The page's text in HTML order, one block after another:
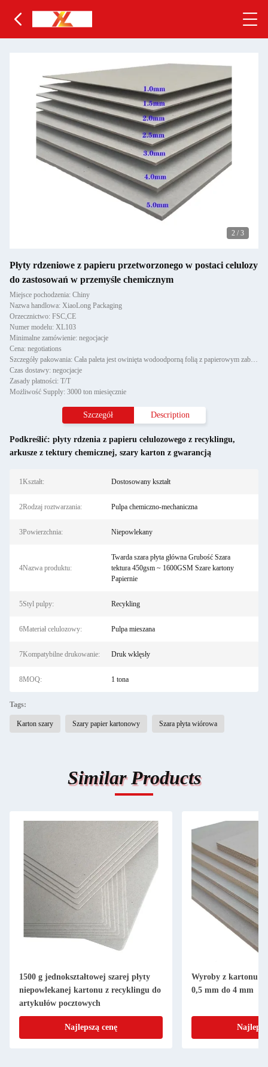
2 / 3
Płyty rdzeniowe z papieru przetworzonego w postaci celulozy
do zastosowań w przemyśle chemicznym
Miejsce pochodzenia: Chiny
Nazwa handlowa: XiaoLong Packaging
Orzecznictwo: FSC,CE
Numer modelu: XL103
Minimalne zamówienie: negocjacje
Cena: negotiations
Szczegóły pakowania: Cała paleta jest owinięta wodoodporną folią z papierowym zabezpieczeniem narożników i przymocowana d
Czas dostawy: negocjacje
Zasady płatności: T/T
Możliwość Supply: 3000 ton miesięcznie
Szczegół Description
Podkreślić: płyty rdzenia z papieru celulozowego z recyklingu,
arkusze z tektury chemicznej, szary karton z gwarancją
1Kształt: Dostosowany kształt
2Rodzaj roztwarzania: Pulpa chemiczno-mechaniczna
3Powierzchnia: Niepowlekany
4Nazwa produktu:
Twarda szara płyta główna Grubość Szara
tektura 450gsm ~ 1600GSM Szare kartony
Papiernie
5Styl pulpy: Recykling
6Materiał celulozowy: Pulpa mieszana
7Kompatybilne drukowanie: Druk wklęsły
8MOQ: 1 tona
Tags:
Karton szary Szary papier kartonowy Szara płyta wiórowa
Similar Products
1500 g jednokształtowej szarej płyty
niepowlekanej kartonu z recyklingu do
artykułów pocztowych
Najlepszą cenę
Wyroby z kartonu
0,5 mm do 4 mm